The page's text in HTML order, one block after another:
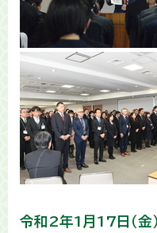
令和2年1月17日（金）